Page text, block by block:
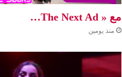
مع « The Next Ad…
منذ يومين